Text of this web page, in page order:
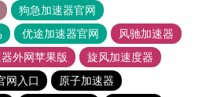
狗急加速器官网
优途加速器官网
风驰加速器
外网苹果版
旋风加速度器
网入口
原子加速器